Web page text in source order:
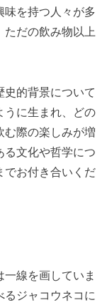
味を持つ人々が多
ただの飲み物以上
史的背景について
うに生まれ、どの
む際の楽しみが増
る文化や哲学につ
でお付き合いくだ
線を画していま
るジャコウネコに